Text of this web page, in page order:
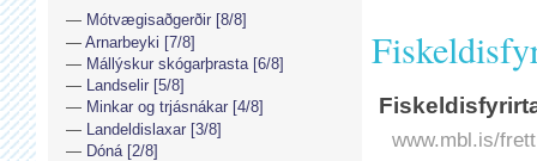
www.mbl.is/
Mótvægisaðgerðir [8/8]
Arnarbeyki [7/8]
Mállýskur skógarþrasta [6/8]
Landselir [5/8]
Minkar og trjásnákar [4/8]
Landeldislaxar [3/8]
Dóná [2/8]